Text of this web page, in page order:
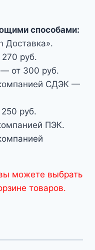
способами:
Доставка».
руб.
от 300 руб.
СДЭК —
руб.
ПЭК.
можете выбрать
товаров.